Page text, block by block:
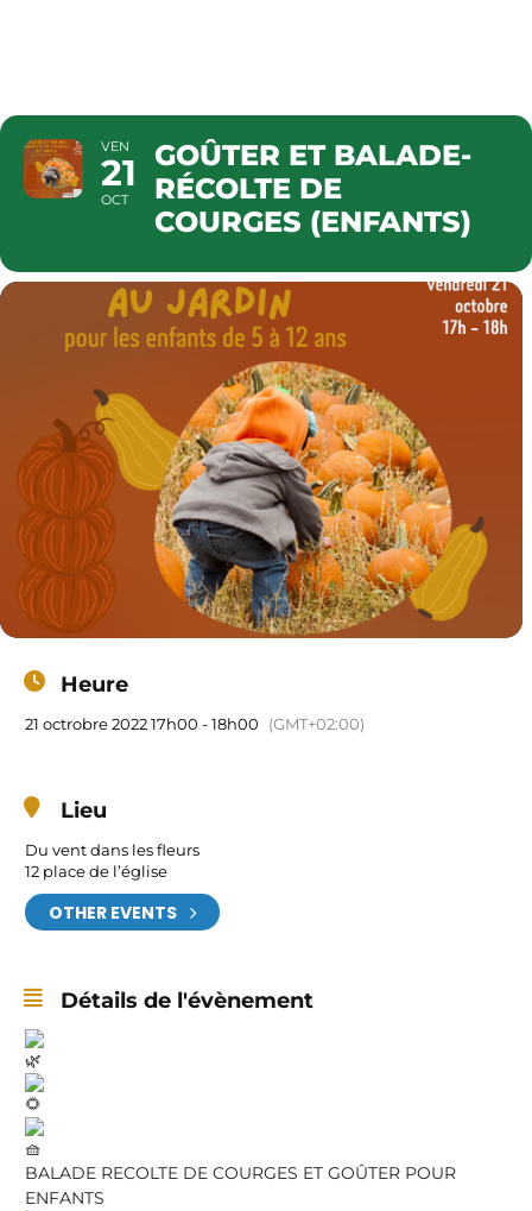
VEN
21
OCT
GOÛTER ET BALADE-
RÉCOLTE DE
COURGES (ENFANTS)
Heure
21 octrobre 2022 17h00 - 18h00 (GMT+02:00)
Lieu
Du vent dans les fleurs
12 place de l’église
OTHER EVENTS
Détails de l'évènement
BALADE RECOLTE DE COURGES ET GOÛTER POUR
ENFANTS